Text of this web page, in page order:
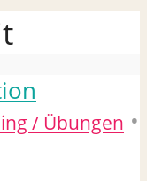
/ Übungen •